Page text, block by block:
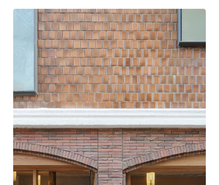
Yeonheun
Roasters
Sherpa
ア
ー
チ
ダ
イ
リ